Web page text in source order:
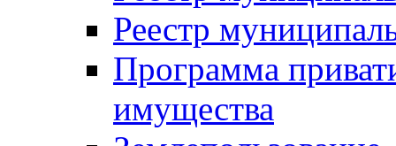
Реестр
Программа
имущества